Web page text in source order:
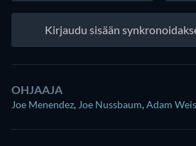
Kirjaudu sisään
OHJAAJA
Joe Menendez, Joe Nussbaum,Adam